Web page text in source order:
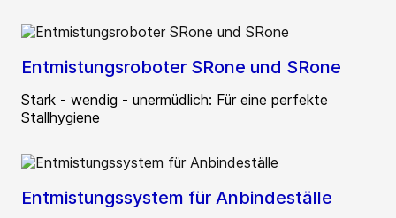
Entmistungsroboter SRone und SRone
Stark - wendig - unermüdlich: Für eine perfekte
Stallhygiene
Entmistungssystem für Anbindeställe